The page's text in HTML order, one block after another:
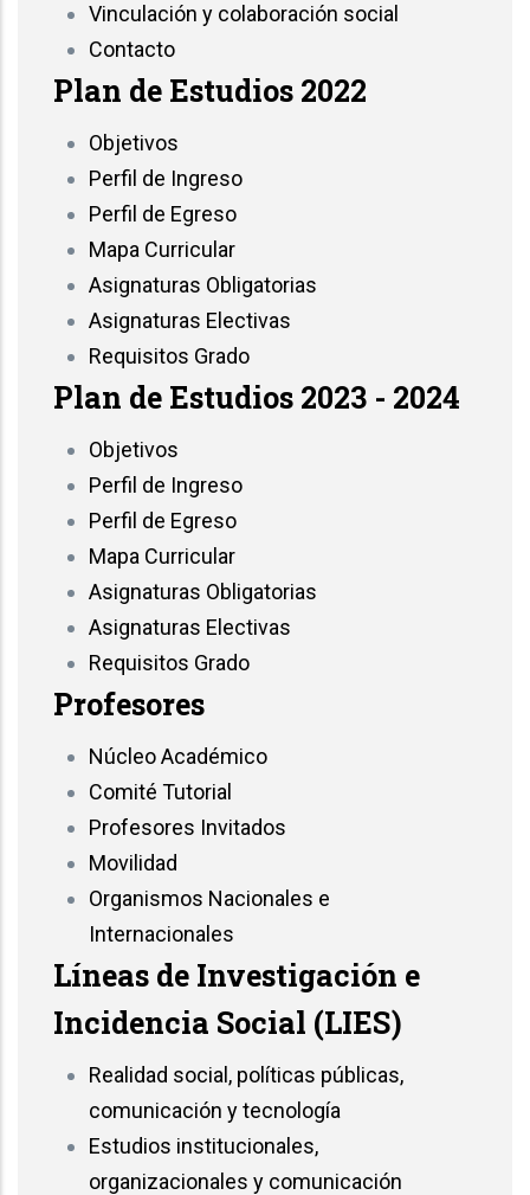
Vinculación y colaboración social
Contacto
Plan de Estudios 2022
Objetivos
Perfil de Ingreso
Perfil de Egreso
Mapa Curricular
Asignaturas Obligatorias
Asignaturas Electivas
Requisitos Grado
Plan de Estudios 2023 - 2024
Objetivos
Perfil de Ingreso
Perfil de Egreso
Mapa Curricular
Asignaturas Obligatorias
Asignaturas Electivas
Requisitos Grado
Profesores
Núcleo Académico
Comité Tutorial
Profesores Invitados
Movilidad
Organismos Nacionales e
Internacionales
Líneas de Investigación e
Incidencia Social (LIES)
Realidad social, políticas públicas,
comunicación y tecnología
Estudios institucionales,
organizacionales y comunicación